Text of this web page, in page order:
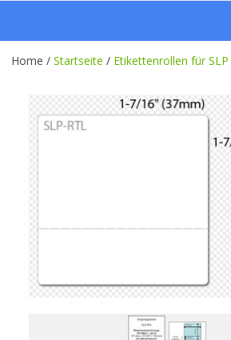
Home / Startseite / Etikettenrollen für SLP